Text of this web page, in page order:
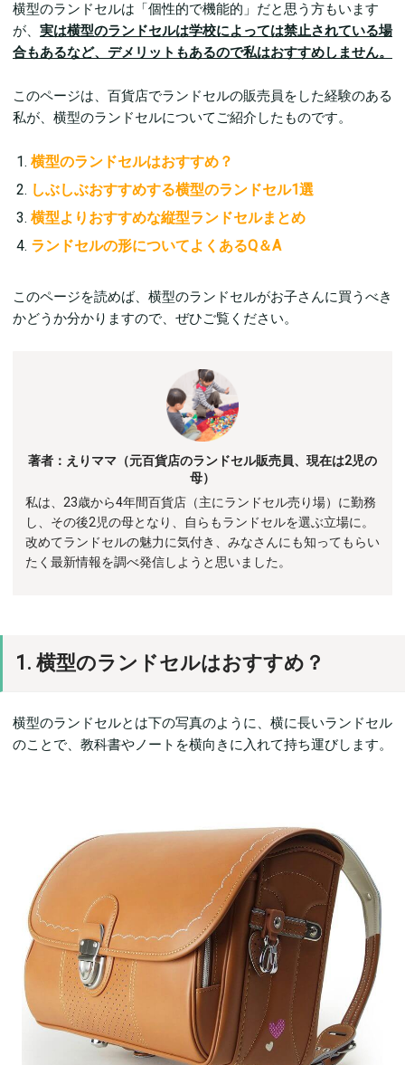
横型のランドセルは「個性的で機能的」だと思う方もいます
が、 実は横型のランドセルは学校によっては禁止されている場
合もあるなど、デメリットもあるので私はおすすめしません。
このページは、百貨店でランドセルの販売員をした経験のある
私が、横型のランドセルについてご紹介したものです。
横型のランドセルはおすすめ？
しぶしぶおすすめする横型のランドセル1選
横型よりおすすめな縦型ランドセルまとめ
ランドセルの形についてよくあるQ＆A
このページを読めば、横型のランドセルがお子さんに買うべき
かどうか分かりますので、ぜひご覧ください。
著者：えりママ（元百貨店のランドセル販売員、現在は2児の
母）
私は、23歳から4年間百貨店（主にランドセル売り場）に勤務
し、その後2児の母となり、自らもランドセルを選ぶ立場に。
改めてランドセルの魅力に気付き、みなさんにも知ってもらい
たく最新情報を調べ発信しようと思いました。
1. 横型のランドセルはおすすめ？
横型のランドセルとは下の写真のように、横に長いランドセル
のことで、教科書やノートを横向きに入れて持ち運びします。